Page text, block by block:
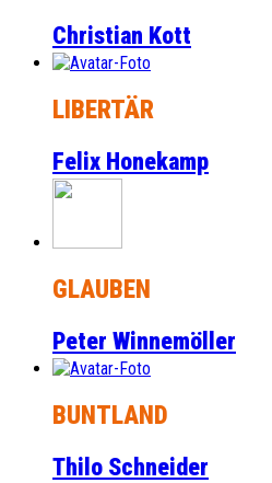
Christian Kott
LIBERTÄR
Felix Honekamp
GLAUBEN
Peter Winnemöller
BUNTLAND
Thilo Schneider